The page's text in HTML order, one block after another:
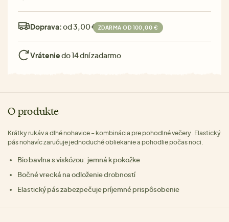
Doprava:od 3,00 € ZDARMA OD 100,00 €
Vráteniedo 14 dní zadarmo
O produkte
Krátky rukáv a dlhé nohavice – kombinácia pre pohodlné večery. Elastický
pás nohavíc zaručuje jednoduché obliekanie a pohodlie počas noci.
Bio bavlna s viskózou: jemná k pokožke
Bočné vrecká na odloženie drobností
Elastický pás zabezpečuje príjemné prispôsobenie